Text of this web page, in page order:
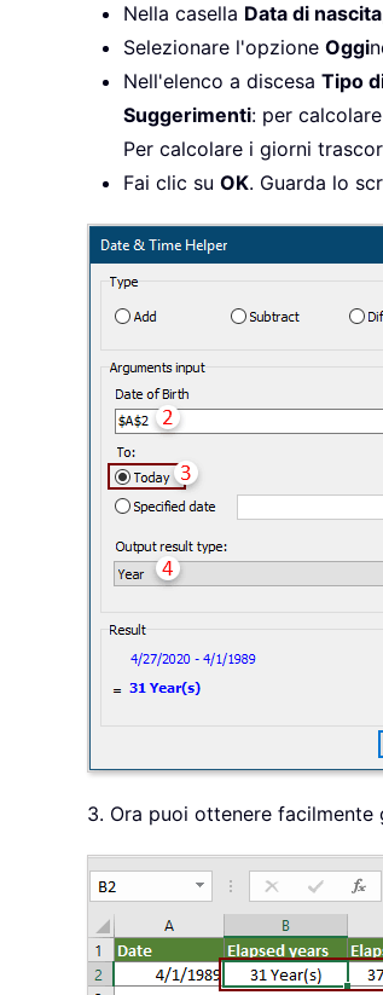
Nella casella Data di nascita
Selezionare l'opzione Oggi
Nell'elenco a discesa Tipo
Suggerimenti: per
Per calcolare i giorni
Fai clic su OK. Guarda lo
3. Ora puoi ottenere